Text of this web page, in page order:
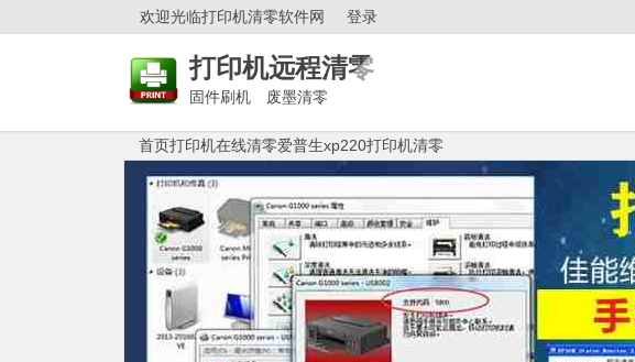
欢迎光临打印机清零软件网 登录
打印机远程清零
固件刷机 废墨清零
首页打印机在线清零爱普生xp220打印机清零